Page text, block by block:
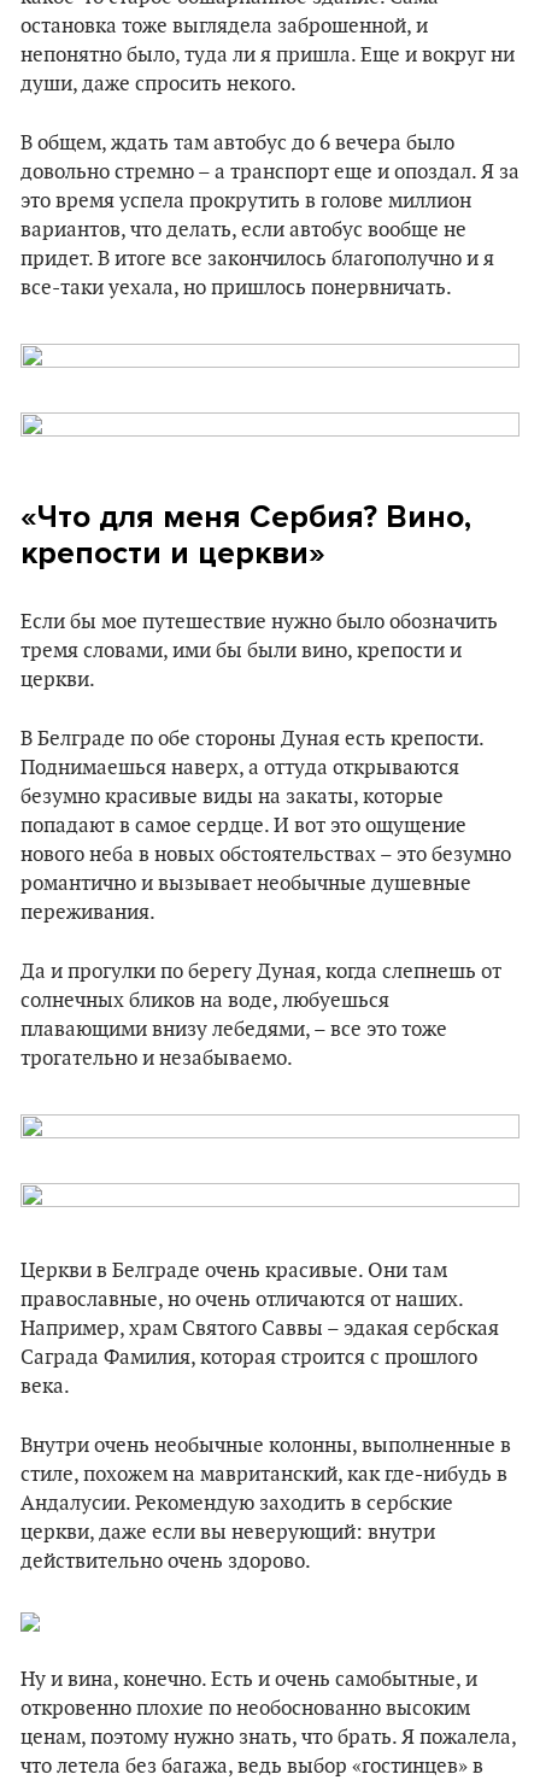
остановка тоже выглядела заброшенной, и
непонятно было, туда ли я пришла. Еще и вокруг ни
души, даже спросить некого.
В общем, ждать там автобус до 6 вечера было
довольно стремно – а транспорт еще и опоздал. Я за
это время успела прокрутить в голове миллион
вариантов, что делать, если автобус вообще не
придет. В итоге все закончилось благополучно и я
все-таки уехала, но пришлось понервничать.
«Что для меня Сербия? Вино,
крепости и церкви»
Если бы мое путешествие нужно было обозначить
тремя словами, ими бы были вино, крепости и
церкви.
В Белграде по обе стороны Дуная есть крепости.
Поднимаешься наверх, а оттуда открываются
безумно красивые виды на закаты, которые
попадают в самое сердце. И вот это ощущение
нового неба в новых обстоятельствах – это безумно
романтично и вызывает необычные душевные
переживания.
Да и прогулки по берегу Дуная, когда слепнешь от
солнечных бликов на воде, любуешься
плавающими внизу лебедями, – все это тоже
трогательно и незабываемо.
Церкви в Белграде очень красивые. Они там
православные, но очень отличаются от наших.
Например, храм Святого Саввы – эдакая сербская
Саграда Фамилия, которая строится с прошлого
века.
Внутри очень необычные колонны, выполненные в
стиле, похожем на мавританский, как где-нибудь в
Андалусии. Рекомендую заходить в сербские
церкви, даже если вы неверующий: внутри
действительно очень здорово.
Ну и вина, конечно. Есть и очень самобытные, и
откровенно плохие по необоснованно высоким
ценам, поэтому нужно знать, что брать. Я пожалела,
что летела без багажа, ведь выбор «гостинцев» в